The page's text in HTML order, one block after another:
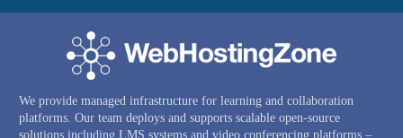
We provide managed infrastructure for learning and collaboration
platforms. Our team deploys and supports scalable open-source
solutions including LMS systems and video conferencing platforms –